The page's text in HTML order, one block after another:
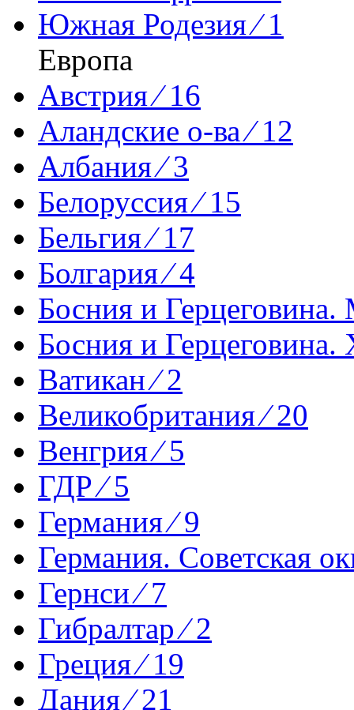
Южная Родезия ⁄ 1
Европа
Австрия ⁄ 16
Аландские о-ва ⁄ 12
Албания ⁄ 3
Белоруссия ⁄ 15
Бельгия ⁄ 17
Болгария ⁄ 4
Босния и
Босния и Герцеговина.
Ватикан ⁄ 2
Великобритания ⁄ 20
Венгрия ⁄ 5
ГДР ⁄ 5
Германия ⁄ 9
Германия. Советская
Гернси ⁄ 7
Гибралтар ⁄ 2
Греция ⁄ 19
Дания ⁄ 21